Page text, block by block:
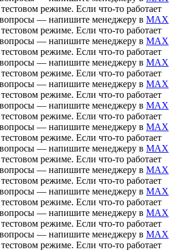
режиме. Если что-то работает
вопросы — напишите менеджеру в MAX
режиме. Если что-то работает
вопросы — напишите менеджеру в MAX
режиме. Если что-то работает
вопросы — напишите менеджеру в MAX
режиме. Если что-то работает
вопросы — напишите менеджеру в MAX
режиме. Если что-то работает
вопросы — напишите менеджеру в MAX
режиме. Если что-то работает
вопросы — напишите менеджеру в MAX
режиме. Если что-то работает
вопросы — напишите менеджеру в MAX
режиме. Если что-то работает
вопросы — напишите менеджеру в MAX
режиме. Если что-то работает
вопросы — напишите менеджеру в MAX
режиме. Если что-то работает
вопросы — напишите менеджеру в MAX
режиме. Если что-то работает
вопросы — напишите менеджеру в MAX
режиме. Если что-то работает